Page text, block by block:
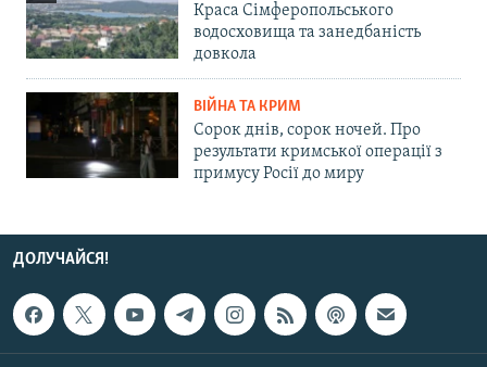
Краса Сімферопольського
водосховища та занедбаність
довкола
ВІЙНА ТА КРИМ
Сорок днів, сорок ночей. Про
результати кримської операції з
примусу Росії до миру
ДОЛУЧАЙСЯ!